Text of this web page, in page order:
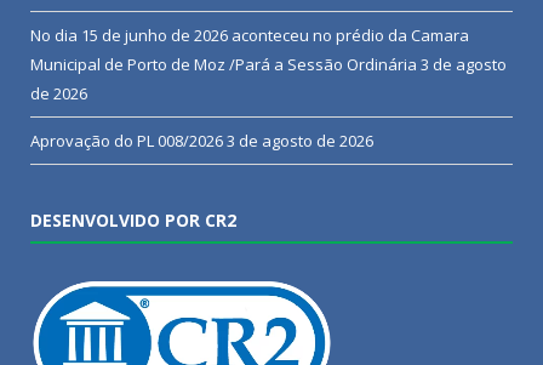
No dia 15 de junho de 2026 aconteceu no prédio da Camara
Municipal de Porto de Moz /Pará a Sessão Ordinária 3 de agosto
de 2026
Aprovação do PL 008/20263 de agosto de 2026
DESENVOLVIDO POR CR2